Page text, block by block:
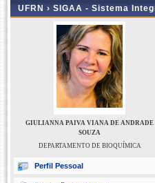
UFRN › SIGAA - Sistema
GIULIANNA PAIVA VIANA DE ANDRADE
SOUZA
DEPARTAMENTO DE BIOQUÍMICA
Perfil Pessoal